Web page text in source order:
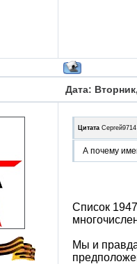
Дата:
Цитата Сергей9714
А почему
Список
Мы и